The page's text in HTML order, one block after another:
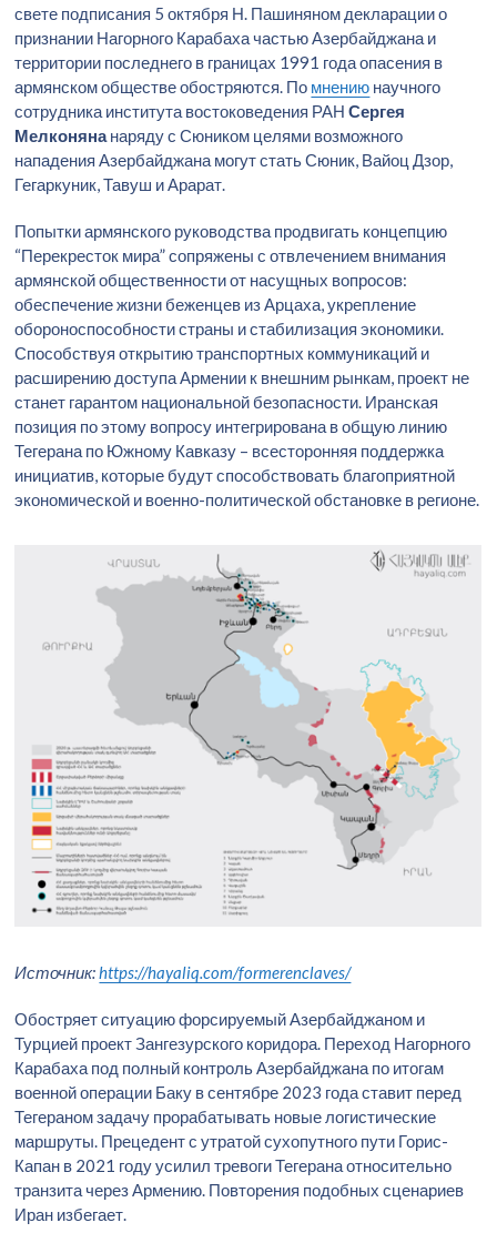
свете подписания 5 октября Н. Пашиняном декларации о
признании Нагорного Карабаха частью Азербайджана и
территории последнего в границах 1991 года опасения в
армянском обществе обостряются. По мнению научного
сотрудника института востоковедения РАНСергея
Мелконянанаряду с Сюником целями возможного
нападения Азербайджана могут стать Сюник, Вайоц Дзор,
Гегаркуник, Тавуш и Арарат.
Попытки армянского руководства продвигать концепцию
“Перекресток мира” сопряжены с отвлечением внимания
армянской общественности от насущных вопросов:
обеспечение жизни беженцев из Арцаха, укрепление
обороноспособности страны и стабилизация экономики.
Способствуя открытию транспортных коммуникаций и
расширению доступа Армении к внешним рынкам, проект не
станет гарантом национальной безопасности. Иранская
позиция по этому вопросу интегрирована в общую линию
Тегерана по Южному Кавказу – всесторонняя поддержка
инициатив, которые будут способствовать благоприятной
экономической и военно-политической обстановке в регионе.
Источник:https://hayaliq.com/formerenclaves/
Обостряет ситуацию форсируемый Азербайджаном и
Турцией проект Зангезурского коридора. Переход Нагорного
Карабаха под полный контроль Азербайджана по итогам
военной операции Баку в сентябре 2023 года ставит перед
Тегераном задачу прорабатывать новые логистические
маршруты. Прецедент с утратой сухопутного пути Горис-
Капан в 2021 году усилил тревоги Тегерана относительно
транзита через Армению. Повторения подобных сценариев
Иран избегает.